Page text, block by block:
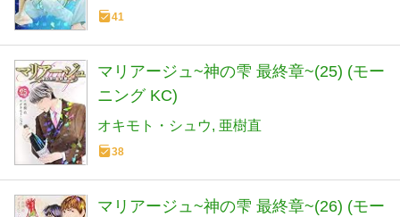
41
マリアージュ~神の雫 最終章~(25) (モー
ニング KC)
オキモト・シュウ 亜樹直
38
マリアージュ~神の雫 最終章~(26) (モー